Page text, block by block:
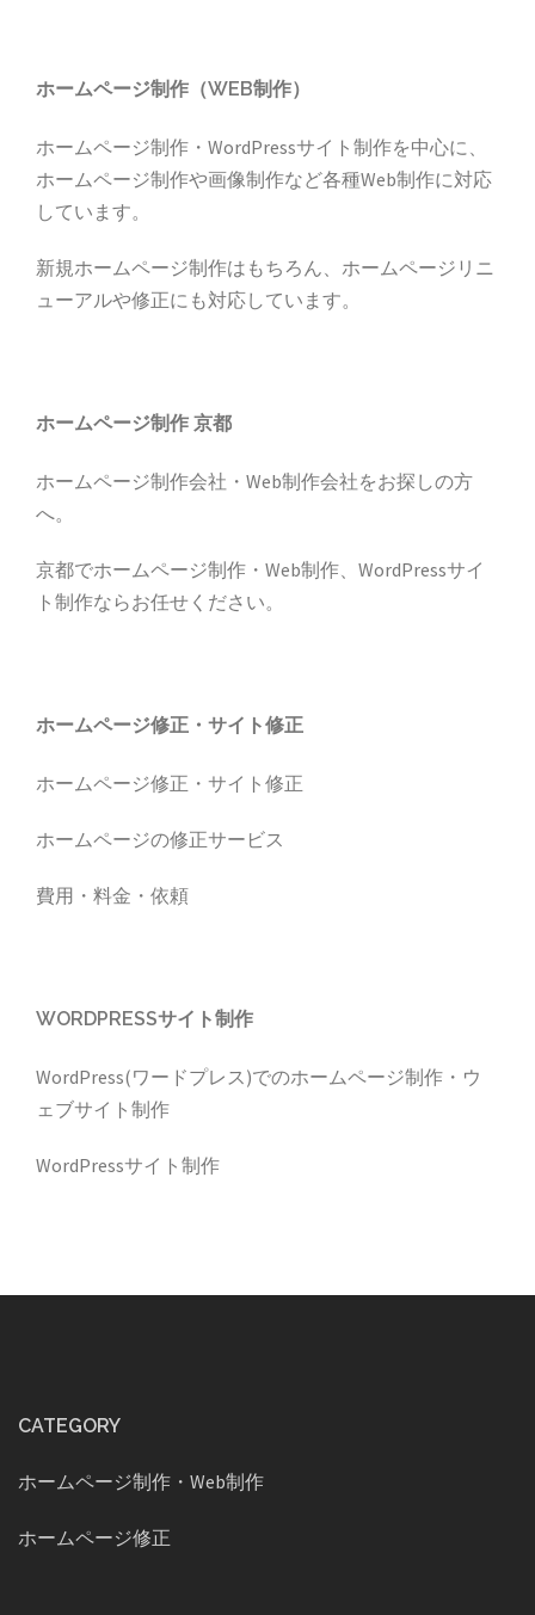
ホームページ制作（WEB制作）
ホームページ制作・WordPressサイト制作を中心に、
ホームページ制作や画像制作など各種Web制作に対応
しています。
新規ホームページ制作はもちろん、ホームページリニ
ューアルや修正にも対応しています。
ホームページ制作 京都
ホームページ制作会社・Web制作会社をお探しの方
へ。
京都でホームページ制作・Web制作、WordPressサイ
ト制作ならお任せください。
ホームページ修正・サイト修正
ホームページ修正・サイト修正
ホームページの修正サービス
費用・料金・依頼
WORDPRESSサイト制作
WordPress(ワードプレス)でのホームページ制作・ウ
ェブサイト制作
WordPressサイト制作
CATEGORY
ホームページ制作・Web制作
ホームページ修正